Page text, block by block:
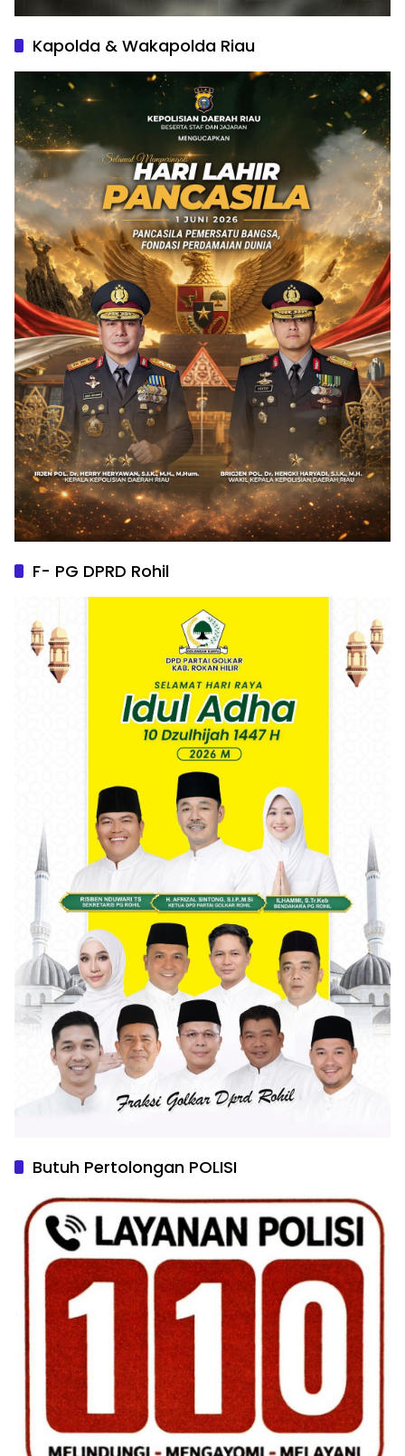
Kapolda & Wakapolda Riau
F- PG DPRD Rohil
Butuh Pertolongan POLISI